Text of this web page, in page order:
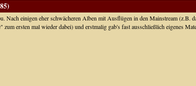
Nach einigen eher schwächeren Alben mit Ausflügen in den Mainstream
ersten mal wieder dabei) und erstmalig gab's fast ausschließlich eigenes